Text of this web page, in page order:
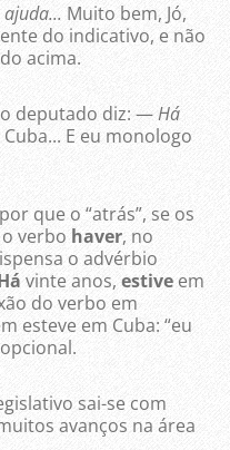
Muito bem, Jó,
do indicativo, e não
acima.
deputado diz: —Há
E eu monologo
que o “atrás”, se os
verbo haver, no
o advérbio
vinte anos, estive em
do verbo em
esteve em Cuba: “eu
sai-se com
avanços na área